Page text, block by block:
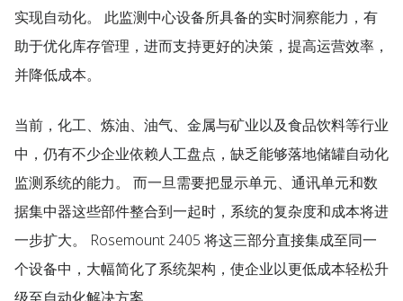
实现自动化。 此监测中心设备所具备的实时洞察能力，有
助于优化库存管理，进而支持更好的决策，提高运营效率，
并降低成本。
当前，化工、炼油、油气、金属与矿业以及食品饮料等行业
中，仍有不少企业依赖人工盘点，缺乏能够落地储罐自动化
监测系统的能力。 而一旦需要把显示单元、通讯单元和数
据集中器这些部件整合到一起时，系统的复杂度和成本将进
一步扩大。 Rosemount 2405 将这三部分直接集成至同一
个设备中，大幅简化了系统架构，使企业以更低成本轻松升